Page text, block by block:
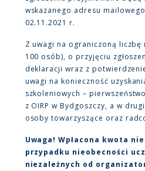
wskazanego adresu
02.11.2021 r.
Z uwagi na ograniczoną liczbę
100 osób), o przyjęciu
deklaracji wraz z
uwagi na konieczność
szkoleniowych –
z OIRP w Bydgoszczy, a w
osoby towarzyszące oraz
Uwaga! Wpłacona kwota
przypadku nieobecności
niezależnych od